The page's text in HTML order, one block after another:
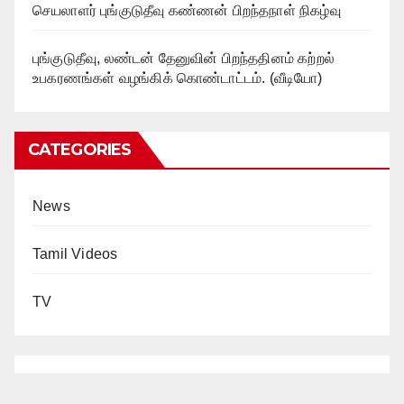
செயலாளர் புங்குடுதீவு கண்ணன் பிறந்தநாள் நிகழ்வு
புங்குடுதீவு, லண்டன் தேனுவின் பிறந்ததினம் கற்றல்
உபகரணங்கள் வழங்கிக் கொண்டாட்டம். (வீடியோ)
CATEGORIES
News
Tamil Videos
TV